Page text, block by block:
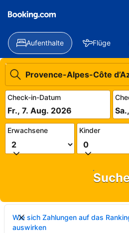
Aufenthalte Flüge
Check-in-Datum
Fr., 7. Aug. 2026
Erwachsene Kinder
Wie sich Zahlungen auf das
auswirken